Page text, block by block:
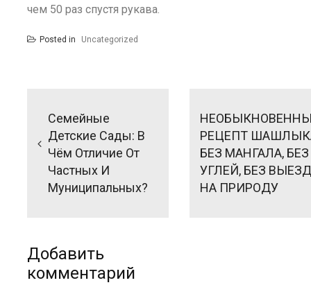
чем 50 раз спустя рукава.
Posted in Uncategorized
записям
Семейные
Детские Сады: В
Чём Отличие От
Частных И
Муниципальных?
РЕЦЕПТ
БЕЗ МАНГАЛА, БЕЗ
УГЛЕЙ, БЕЗ
НА ПРИРОДУ
Добавить
комментарий